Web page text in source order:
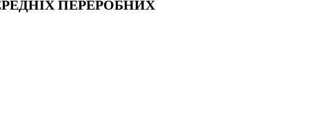
ПЕРЕРОБНИХ